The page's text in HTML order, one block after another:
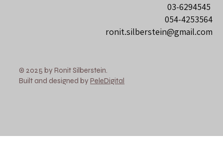
054-4253564
ronit.silberstein@gmail.com
© 2025 by Ronit Silberstein.
Built and designed by PeleDigital